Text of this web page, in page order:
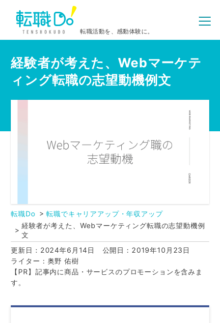
転職活動を、感動体験に。
経験者が考えた、Webマーケテ
ィング転職の志望動機例文
転職Do
転職でキャリアアップ・年収アップ
経験者が考えた、Webマーケティング転職の志望動機例
文
更新日：2024年6月14日
公開日：2019年10月23日
ライター：奥野 佑樹
【PR】記事内に商品・サービスのプロモーションを含みま
す。